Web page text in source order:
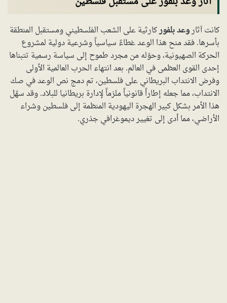
كانت آثاروعد بلفوركارثية على الشعب الفلسطيني ومستقبل المنطقة
بأسرها. فقد منح هذا الوعد غطاءً سياسياً وشرعية دولية لمشروع
الحركة الصهيونية، وحوّله من مجرد طموح إلى سياسة رسمية تتبناها
إحدى القوى العظمى في العالم. بعد انتهاء الحرب العالمية الأولى
وفرض الانتداب البريطاني على فلسطين، تم دمج نص الوعد في صك
الانتداب، مما جعله إطاراً قانونياً ملزماً لإدارة بريطانيا للبلاد. وقد سهّل
هذا الأمر بشكل كبير الهجرة اليهودية المنظمة إلى فلسطين وشراء
الأراضي، مما أدى إلى تغيير ديموغرافي جذري.